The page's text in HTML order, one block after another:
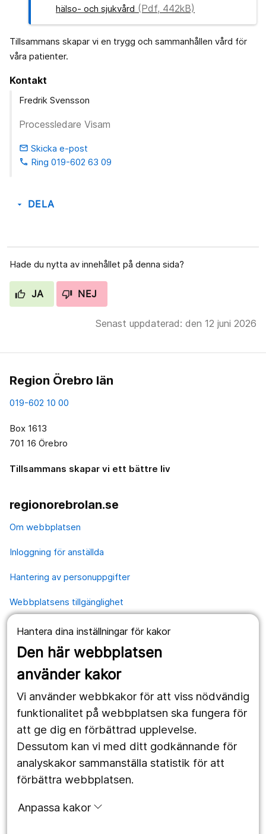
Hantera dina inställningar för kakor
Den här webbplatsen
använder kakor
Vi använder webbkakor för att viss nödvändig
funktionalitet på webbplatsen ska fungera för
att ge dig en förbättrad upplevelse.
Dessutom kan vi med ditt godkännande för
analyskakor sammanställa statistik för att
förbättra webbplatsen.
Anpassa kakor
hälso- och sjukvård (Pdf, 442kB)
Tillsammans skapar vi en trygg och sammanhållen vård för
våra patienter.
Kontakt
Fredrik Svensson
Processledare Visam
email Skicka e-post
phone Ring 019-602 63 09
arrow_drop_down DELA
Hade du nytta av innehållet på denna sida?
JA NEJ
Senast uppdaterad: den 12 juni 2026
Region Örebro län
019-602 10 00
Box 1613
701 16 Örebro
Tillsammans skapar vi ett bättre liv
regionorebrolan.se
Om webbplatsen
Inloggning för anställda
Hantering av personuppgifter
Webbplatsens tillgänglighet
Våra webbplatser
1177.se
Region Örebro län
Följ oss
Facebook